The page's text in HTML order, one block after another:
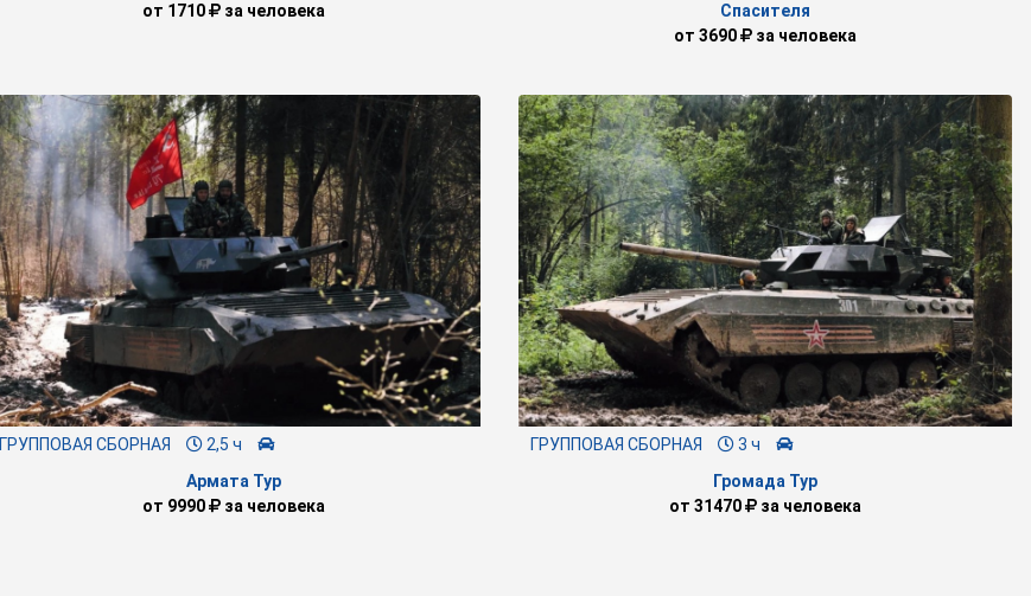
от 1710 за человека
Спасителя
от 3690 за человека
ГРУППОВАЯ СБОРНАЯ
2,5 ч
Армата Тур
от 9990 за человека
ГРУППОВАЯ СБОРНАЯ
3 ч
Громада Тур
от 31470 за человека